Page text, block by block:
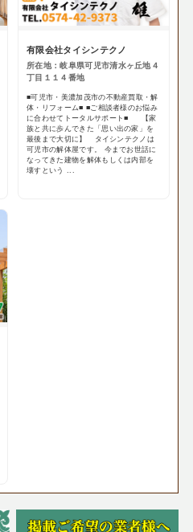
有限会社タイシンテクノ
所在地：岐阜県可児市清水ヶ丘地４
丁目１１４番地
■可児市・美濃加茂市の不動産買取・解
体・リフォーム■ ■ご相談者様のお悩み
に合わせてトータルサポート■ 【家
族と共に歩んできた「思い出の家」を
最後まで大切に】 タイシンテクノは
可児市の解体屋です。 今までお世話に
なってきた建物を解体もしくは内部を
壊すという ...